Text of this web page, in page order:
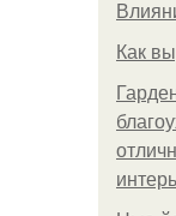
Как